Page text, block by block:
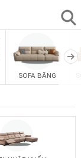
SOFA BĂNG